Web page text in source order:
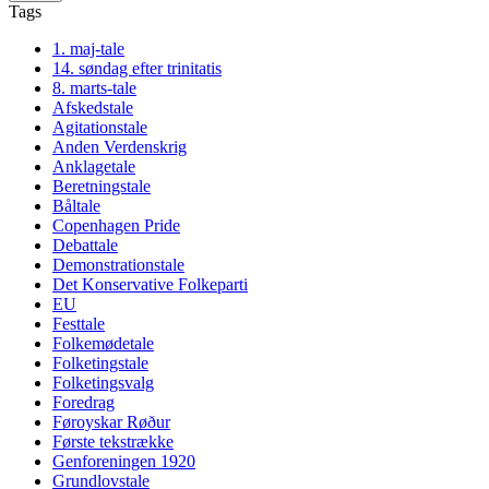
Tags
1. maj-tale
14. søndag efter trinitatis
8. marts-tale
Afskedstale
Agitationstale
Anden Verdenskrig
Anklagetale
Beretningstale
Båltale
Copenhagen Pride
Debattale
Demonstrationstale
Det Konservative Folkeparti
EU
Festtale
Folkemødetale
Folketingstale
Folketingsvalg
Foredrag
Føroyskar Røður
Første tekstrække
Genforeningen 1920
Grundlovstale